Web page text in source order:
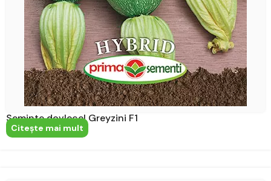
Seminte dovlecel Greyzini F1
Citeşte mai mult